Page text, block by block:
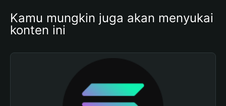
Kamu mungkin juga akan menyukai
konten ini